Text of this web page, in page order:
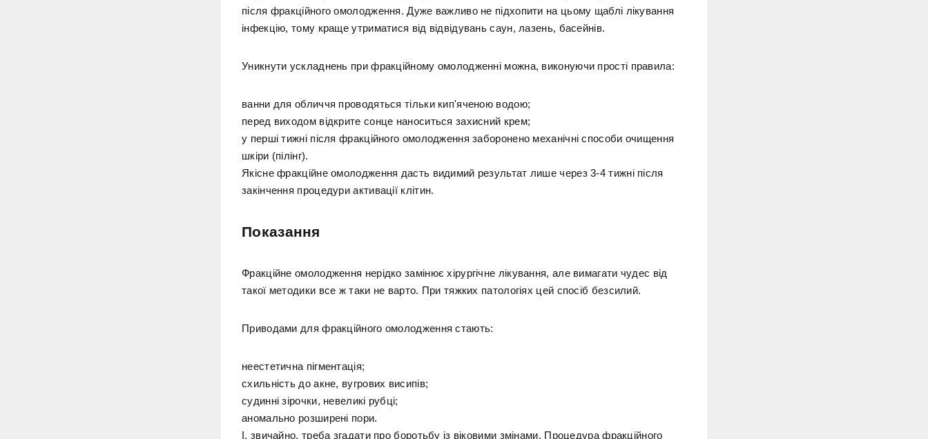
після фракційного омолодження. Дуже важливо не підхопити на цьому щаблі лікування
інфекцію, тому краще утриматися від відвідувань саун, лазень, басейнів.
Уникнути ускладнень при фракційному омолодженні можна, виконуючи прості правила:
ванни для обличчя проводяться тільки кип'яченою водою;
перед виходом відкрите сонце наноситься захисний крем;
у перші тижні після фракційного омолодження заборонено механічні способи очищення
шкіри (пілінг).
Якісне фракційне омолодження дасть видимий результат лише через 3-4 тижні після
закінчення процедури активації клітин.
Показання
Фракційне омолодження нерідко замінює хірургічне лікування, але вимагати чудес від
такої методики все ж таки не варто. При тяжких патологіях цей спосіб безсилий.
Приводами для фракційного омолодження стають:
неестетична пігментація;
схильність до акне, вугрових висипів;
судинні зірочки, невеликі рубці;
аномально розширені пори.
І, звичайно, треба згадати про боротьбу із віковими змінами. Процедура фракційного